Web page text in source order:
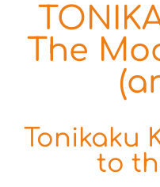
The
Tonikaku
to